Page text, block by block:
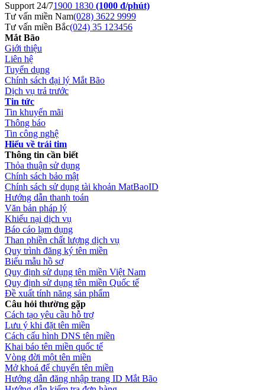
Support 24/71900 1830 (1000 đ/phút)
Tư vấn miền Nam(028) 3622 9999
Tư vấn miền Bắc(024) 35 123456
Mắt Bão
Giới thiệu
Liên hệ
Tuyển dụng
Chính sách đại lý Mắt Bão
Dịch vụ trả trước
Tin tức
Tin khuyến mãi
Thông báo
Tin công nghệ
Hiểu về trái tim
Thông tin cần biết
Thỏa thuận sử dụng
Chính sách bảo mật
Chính sách sử dụng tài khoản MatBaoID
Hướng dẫn thanh toán
Văn bản pháp lý
Khiếu nại dịch vụ
Báo cáo lạm dụng
Than phiền chất lượng dịch vụ
Quy trình đăng ký tên miền
Biểu mẫu hồ sơ
Quy định sử dụng tên miền Việt Nam
Quy định sử dụng tên miền Quốc tế
Đề xuất tính năng sản phẩm
Câu hỏi thường gặp
Cách tạo yêu cầu hỗ trợ
Lưu ý khi đặt tên miền
Cách cấu hình DNS tên miền
Khai báo tên miền quốc tế
Vòng đời một tên miền
Mở khoá để chuyển tên miền
Hướng dẫn đăng nhập trang ID Mắt Bão